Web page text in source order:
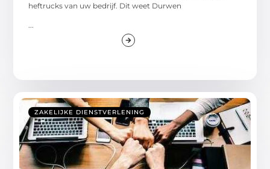
heftrucks van uw bedrijf. Dit weet Durwen
ZAKELIJKE DIENSTVERLENING